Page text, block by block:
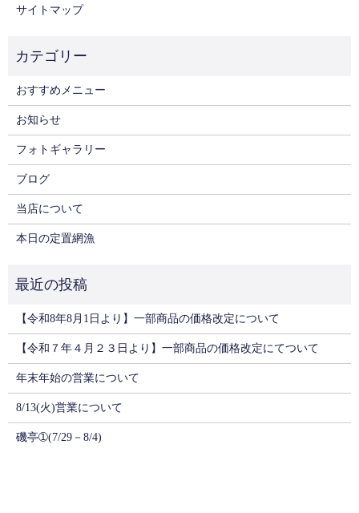
サイトマップ
おすすめメニュー
お知らせ
フォトギャラリー
ブログ
当店について
本日の定置網漁
【令和8年8月1日より】一部商品の価格改定について
【令和７年４月２３日より】一部商品の価格改定にてついて
年末年始の営業について
8/13(火)営業について
磯亭➀(7/29－8/4)